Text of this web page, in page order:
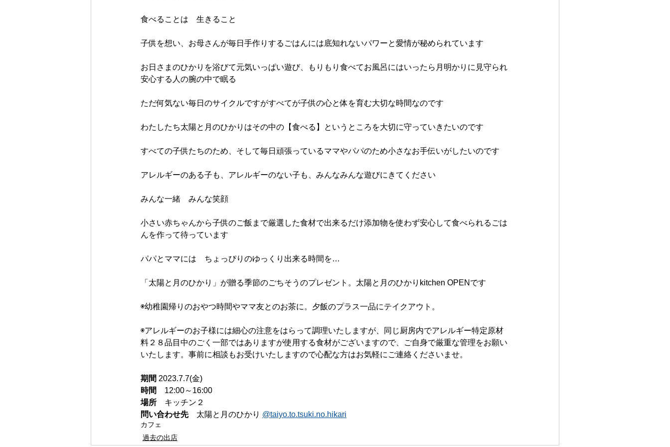
食べることは　生きること
子供を想い、お母さんが毎日手作りするごはんには底知れないパワーと愛情が秘められています
お日さまのひかりを浴びて元気いっぱい遊び、もりもり食べてお風呂にはいったら月明かりに見守られ
安心する人の腕の中で眠る
ただ何気ない毎日のサイクルですがすべてが子供の心と体を育む大切な時間なのです
わたしたち太陽と月のひかりはその中の【食べる】というところを大切に守っていきたいのです
すべての子供たちのため、そして毎日頑張っているママやパパのため小さなお手伝いがしたいのです
アレルギーのある子も、アレルギーのない子も、みんなみんな遊びにきてください
みんな一緒　みんな笑顔
小さい赤ちゃんから子供のご飯まで厳選した食材で出来るだけ添加物を使わず安心して食べられるごは
んを作って待っています
パパとママには　ちょっぴりのゆっくり出来る時間を…
「太陽と月のひかり」が贈る季節のごちそうのプレゼント。太陽と月のひかりkitchen OPENです
◉幼稚園帰りのおやつ時間やママ友とのお茶に。夕飯のプラス一品にテイクアウト。
◉アレルギーのお子様には細心の注意をはらって調理いたしますが、同じ厨房内でアレルギー特定原材
料２８品目中のごく一部ではありますが使用する食材がございますので、ご自身で厳重な管理をお願い
いたします。事前に相談もお受けいたしますので心配な方はお気軽にご連絡くださいませ。
期間 2023.7.7(金)
時間 12:00～16:00
場所 キッチン２
問い合わせ先 太陽と月のひかり @taiyo.to.tsuki.no.hikari
カフェ
過去の出店